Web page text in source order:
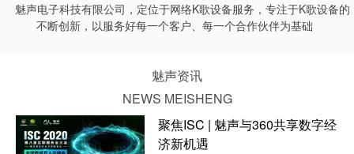
魅声电子科技有限公司，定位于网络K歌设备服务，专注于K歌设备的
不断创新，以服务好每一个客户、每一个合作伙伴为基础
魅声资讯
NEWS MEISHENG
聚焦ISC | 魅声与360共享数字经
济新机遇